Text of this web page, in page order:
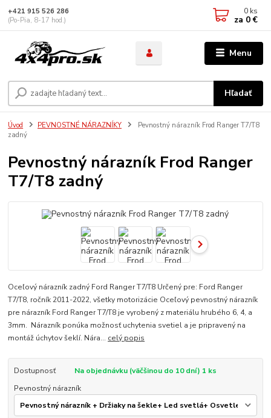
Menu
Hľadať
+421 915 526 286
(Po-Pia, 8-17 hod.)
0 ks
za 0 €
Úvod PEVNOSTNÉ NÁRAZNÍKY
Pevnostný nárazník Frod Ranger T7/T8
zadný
Pevnostný nárazník Frod Ranger
T7/T8 zadný
Oceľový nárazník zadný Ford Ranger T7/T8 Určený pre: Ford Ranger
T7/T8, ročník 2011-2022, všetky motorizácie Oceľový pevnostný nárazník
pre nárazník Ford Ranger T7/T8 je vyrobený z materiálu hrubého 6, 4, a
3mm. Nárazník ponúka možnosť uchytenia svetiel a je pripravený na
montáž úchytov šeklí. Nára... celý popis
Dostupnosť
Na objednávku (väčšinou do 10 dní) 1 ks
Pevnostný nárazník